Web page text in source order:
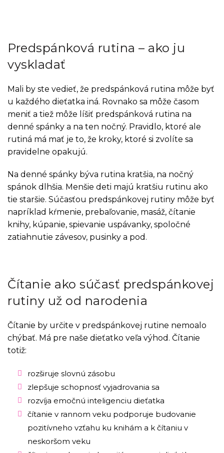
Predspánková rutina – ako ju
vyskladať
Mali by ste vedieť, že predspánková rutina môže byť
u každého dieťatka iná. Rovnako sa môže časom
meniť a tiež môže líšiť predspánková rutina na
denné spánky a na ten nočný. Pravidlo, ktoré ale
rutiná má mať je to, že kroky, ktoré si zvolíte sa
pravidelne opakujú.
Na denné spánky býva rutina kratšia, na nočný
spánok dlhšia. Menšie deti majú kratšiu rutinu ako
tie staršie. Súčasťou predspánkovej rutiny môže byť
napríklad kŕmenie, prebaľovanie, masáž, čítanie
knihy, kúpanie, spievanie uspávanky, spoločné
zatiahnutie závesov, pusinky a pod.
Čítanie ako súčasť predspánkovej
rutiny už od narodenia
Čítanie by určite v predspánkovej rutine nemoalo
chýbať. Má pre naše dieťatko veľa výhod. Čítanie
totiž:
rozširuje slovnú zásobu
zlepšuje schopnosť vyjadrovania sa
rozvíja emočnú inteligenciu dieťatka
čítanie v rannom veku podporuje budovanie
pozitívneho vzťahu ku knihám a k čítaniu v
neskoršom veku